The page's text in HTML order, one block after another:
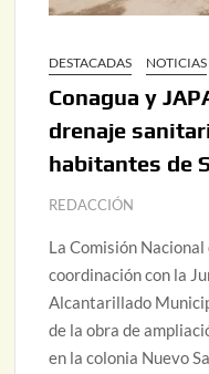
DESTACADAS NOTICIAS
Conagua y
drenaje
habitantes de
REDACCIÓN
La Comisión
coordinación con la
Alcantarillado
de la obra de
en la colonia Nuevo